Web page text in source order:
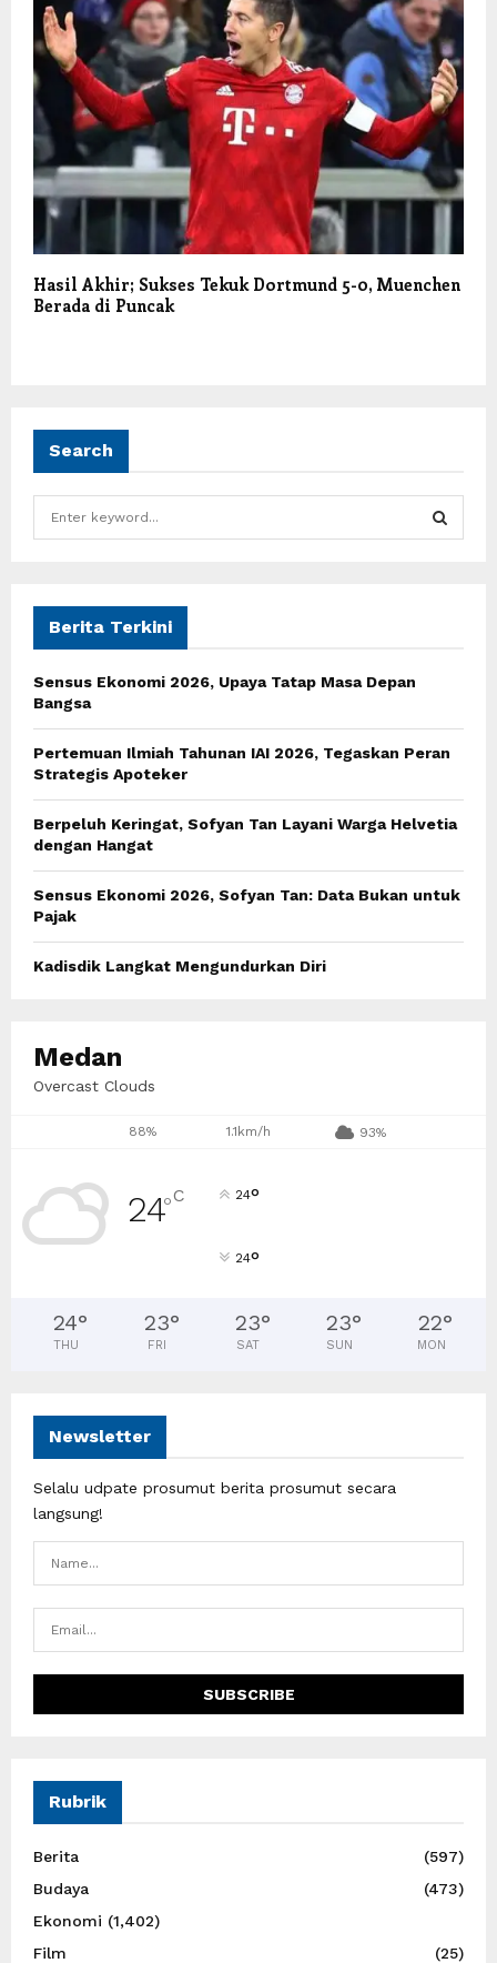
Hasil Akhir; Sukses Tekuk Dortmund 5-0, Muenchen
Berada di Puncak
Search
f
r
Berita Terkini
Sensus Ekonomi 2026, Upaya Tatap Masa Depan
Bangsa
Pertemuan Ilmiah Tahunan IAI 2026, Tegaskan Peran
Strategis Apoteker
Berpeluh Keringat, Sofyan Tan Layani Warga Helvetia
dengan Hangat
Sensus Ekonomi 2026, Sofyan Tan: Data Bukan untuk
Pajak
Kadisdik Langkat Mengundurkan Diri
Medan
Overcast Clouds
88% 1.1km/h 93%
24°C 24°
24°
24°
THU
23°
FRI
23°
SAT
23°
SUN
22°
MON
Newsletter
Selalu udpate prosumut berita prosumut secara
langsung!
Rubrik
Berita
(597)
Budaya
(473)
Ekonomi (1,402)
Film
(25)